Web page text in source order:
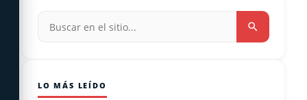
LO MÁS LEÍDO